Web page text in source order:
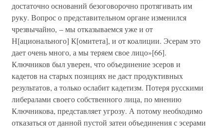
достаточно оснований безоговорочно протягивать им
руку. Вопрос о представительном органе изменился
чрезвычайно, – мы отказываемся уже и от
Н[ационального] К[омитета], и от коалиции. Эсерам это
дает очень много, а мы теряем свое лицо»[66].
Ключников был уверен, что объединение эсеров и
кадетов на старых позициях не даст продуктивных
результатов, а только ослабит кадетизм. Потеря русскими
либералами своего собственного лица, по мнению
Ключникова, представляет угрозу. А потому необходимо
отказаться от данной пустой затеи объединения с эсерами